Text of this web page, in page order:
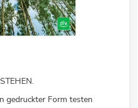
gedruckter Form testen